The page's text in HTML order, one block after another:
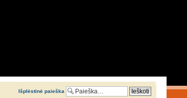
Išplėstinė paieška